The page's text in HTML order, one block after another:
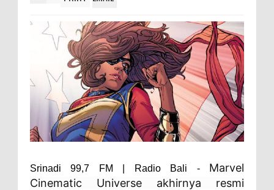
Srinadi 99,7 FM | Radio Bali - Marvel
Cinematic Universe akhirnya resmi